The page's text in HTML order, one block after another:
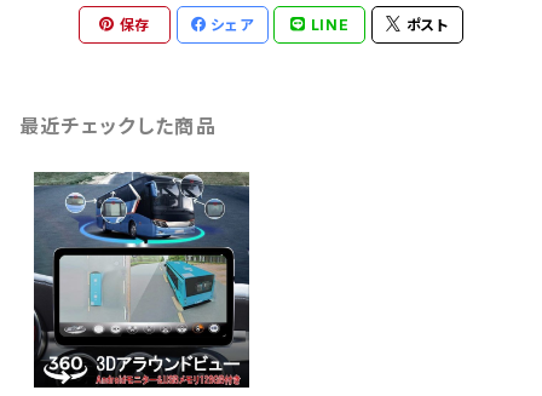
保存 シェア LINE ポスト
最近チェックした商品